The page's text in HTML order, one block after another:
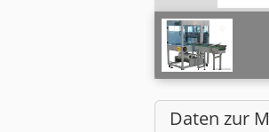
Daten zur